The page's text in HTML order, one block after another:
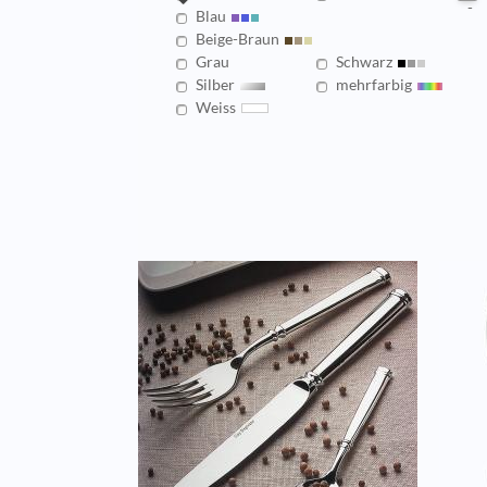
Blau
Beige-Braun
Grau
Schwarz
Silber
mehrfarbig
Weiss